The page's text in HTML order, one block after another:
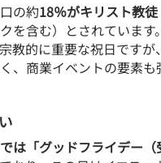
の約18％がキリスト教徒
を含む）とされています
教的に重要な祝日ですが
、商業イベントの要素も
は「グッドフライデー（